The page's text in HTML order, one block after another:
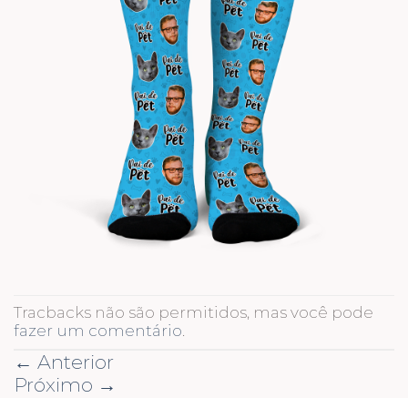
Tracbacks não são permitidos, mas você pode
fazer um comentário.
← Anterior
Próximo →